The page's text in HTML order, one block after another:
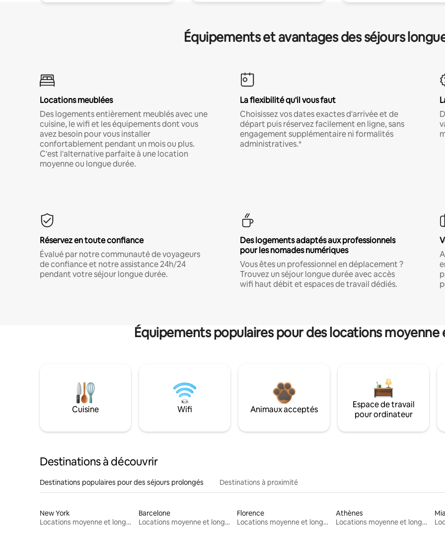
Équipements et avantages des séjours
Locations meublées
Des logements entièrement meublés avec une
cuisine, le wifi et les équipements dont vous
avez besoin pour vous installer
confortablement pendant un mois ou plus.
C'est l'alternative parfaite à une location
moyenne ou longue durée.
La flexibilité qu'il vous faut
Choisissez vos dates exactes d'arrivée et de
départ puis réservez facilement en ligne, sans
engagement supplémentaire ni formalités
administratives.*
Réservez en toute confiance
Évalué par notre communauté de voyageurs
de confiance et notre assistance 24h/24
pendant votre séjour longue durée.
Des logements adaptés aux professionnels
pour les nomades numériques
Vous êtes un professionnel en déplacement ?
Trouvez un séjour longue durée avec accès
wifi haut débit et espaces de travail dédiés.
Équipements populaires pour des locations
Cuisine Wifi Animaux acceptés
Espace de travail
pour ordinateur
Destinations à découvrir
Destinations populaires pour des séjours prolongés Destinations à proximité
New York
Locations moyenne et longue durée
Barcelone
Locations moyenne et longue durée
Florence
Locations moyenne et longue durée
Athènes
Locations moyenne et longue durée